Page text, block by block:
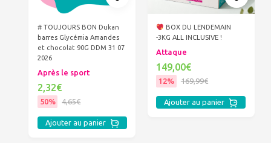
# TOUJOURS BON Dukan
barres Glycémia Amandes
et chocolat 90G DDM 31 07
2026
Après le sport
2,32€
50% 4,65€
Ajouter au panier
BOX DU LENDEMAIN
-3KG ALL INCLUSIVE !
Attaque
149,00€
12% 169,99€
Ajouter au panier